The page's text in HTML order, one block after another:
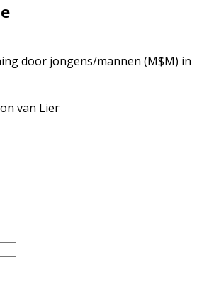
door jongens/mannen (M$M) in
van Lier